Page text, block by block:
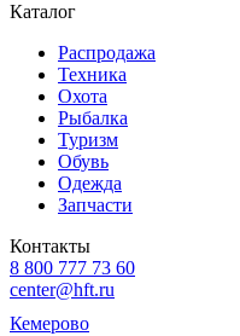
Каталог
Распродажа
Техника
Охота
Рыбалка
Туризм
Обувь
Одежда
Запчасти
Контакты
8 800 777 73 60
center@hft.ru
Кемерово